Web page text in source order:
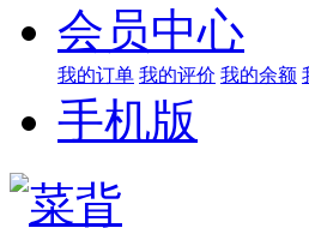
会员中心
我的订单 我的评价 我的余额
手机版